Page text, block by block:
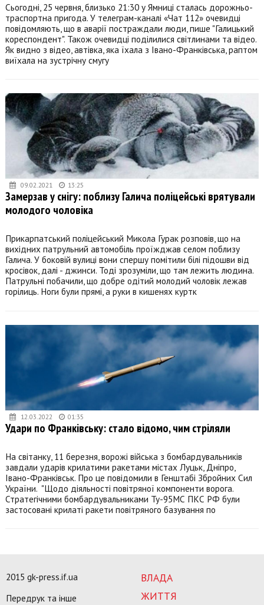
Сьогодні, 25 червня, близько 21:30 у Ямниці сталась дорожньо-
траспортна пригода. У телеграм-каналі «Чат 112» очевидці
повідомляють, що в аварії постраждали люди, пише "Галицький
кореспондент". Також очевидці поділилися світлинами та відео.
Як видно з відео, автівка, яка їхала з Івано-Франківська, раптом
виїхала на зустрічну смугу
09.02.2021 13:25
Замерзав у снігу: поблизу Галича поліцейські врятували
молодого чоловіка
Прикарпатський поліцейський Микола Гурак розповів, що на
вихідних патрульний автомобіль проїжджав селом поблизу
Галича. У боковій вулиці вони спершу помітили білі підошви від
кросівок, далі - джинси. Тоді зрозуміли, що там лежить людина.
Патрульні побачили, що добре одітий молодий чоловік лежав
горілиць. Ноги були прямі, а руки в кишенях куртк
12.03.2022 01:35
Удари по Франківську: стало відомо, чим стріляли
На світанку, 11 березня, ворожі війська з бомбардувальників
завдали ударів крилатими ракетами містах Луцьк, Дніпро,
Івано-Франківськ. Про це повідомили в Генштабі Збройних Сил
України. "Щодо діяльності повітряної компоненти ворога.
Стратегічними бомбардувальниками Ту-95МС ПКС РФ були
застосовані крилаті ракети повітряного базування по
ВЛАДА
ЖИТТЯ
2015 gk-press.if.ua
Передрук та інше